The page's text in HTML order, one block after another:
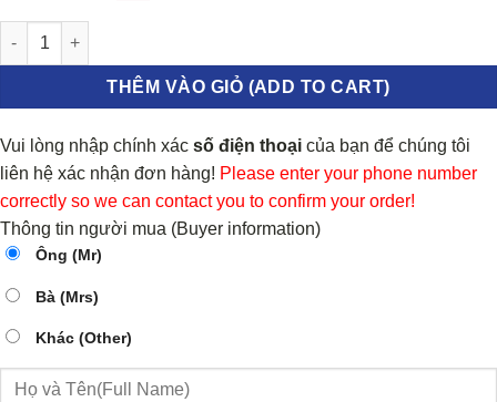
TRỞ QUẠT DÀN LẠNH CHEVROLET TRAILBLAZER 2013-2021 |
THÊM VÀO GIỎ (ADD TO CART)
Vui lòng nhập chính xác số điện thoại của bạn để chúng tôi
liên hệ xác nhận đơn hàng! Please enter your phone number
correctly so we can contact you to confirm your order!
Thông tin người mua (Buyer information)
Ông (Mr)
Bà (Mrs)
Khác (Other)